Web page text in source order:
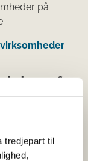
tredjepart til
på
af
snarest.